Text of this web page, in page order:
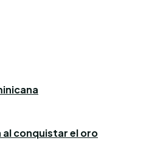
al conquistar el oro